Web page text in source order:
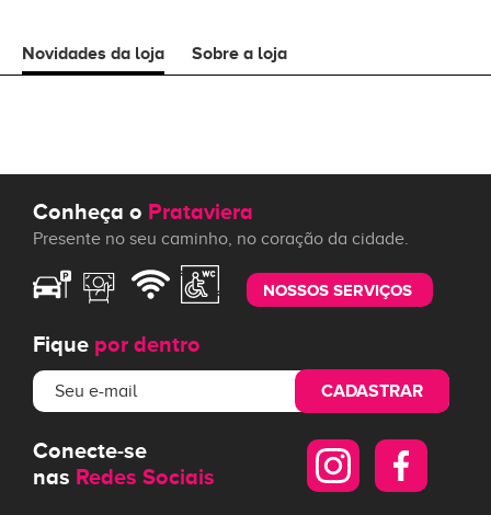
Novidades da loja Sobre a loja
Conheça o Prataviera
Presente no seu caminho, no coração da cidade.
NOSSOS SERVIÇOS
Fique por dentro
CADASTRAR
Conecte-se
nas Redes Sociais